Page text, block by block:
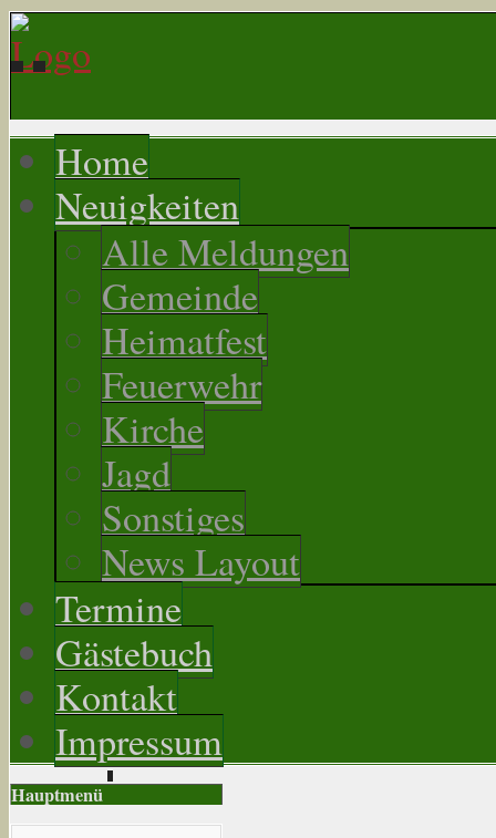
Home
Neuigkeiten
Alle Meldungen
Gemeinde
Heimatfest
Feuerwehr
Kirche
Jagd
Sonstiges
News Layout
Termine
Gästebuch
Kontakt
Impressum
Hauptmenü